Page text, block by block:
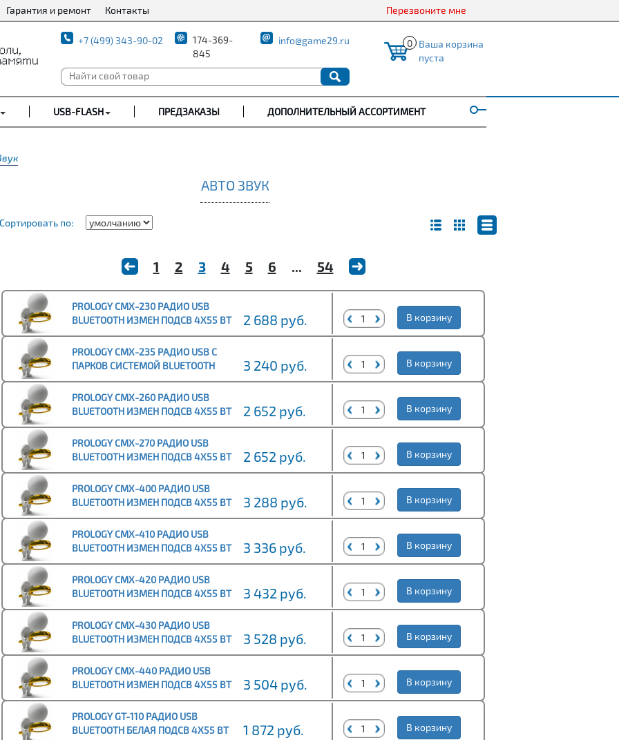
Гарантия и ремонт Контакты Перезвоните мне
+7 (499) 343-90-02
174-369-
845
info@game29.ru 0 Ваша корзина
пуста
USB-FLASH ПРЕДЗАКАЗЫ ДОПОЛНИТЕЛЬНЫЙ АССОРТИМЕНТ
АВТО ЗВУК
Сортировать по:
1 2 3 4 5 6 ... 54
PROLOGY CMX-230 РАДИО USB
BLUETOOTH ИЗМЕН ПОДСВ 4Х55 ВТ
ДУ 2 ЛИН ВЫХОДА
2 688 руб. В корзину
PROLOGY CMX-235 РАДИО USB С
ПАРКОВ СИСТЕМОЙ BLUETOOTH
ИЗМЕН ПОДСВ 4Х55 ВТ ДУ 2 ЛИН
ВЫХОДА
3 240 руб. В корзину
PROLOGY CMX-260 РАДИО USB
BLUETOOTH ИЗМЕН ПОДСВ 4Х55 ВТ
ДУ 2 ЛИН ВЫХОДА
2 652 руб. В корзину
PROLOGY CMX-270 РАДИО USB
BLUETOOTH ИЗМЕН ПОДСВ 4Х55 ВТ
ДУ 2 ЛИН ВЫХОДА
2 652 руб. В корзину
PROLOGY CMX-400 РАДИО USB
BLUETOOTH ИЗМЕН ПОДСВ 4Х55 ВТ
ДУ 2 ЛИН ВЫХОДА
3 288 руб. В корзину
PROLOGY CMX-410 РАДИО USB
BLUETOOTH ИЗМЕН ПОДСВ 4Х55 ВТ
ДУ 2 ЛИН ВЫХОДА
3 336 руб. В корзину
PROLOGY CMX-420 РАДИО USB
BLUETOOTH ИЗМЕН ПОДСВ 4Х55 ВТ
ДУ 2 ЛИН ВЫХОДА
3 432 руб. В корзину
PROLOGY CMX-430 РАДИО USB
BLUETOOTH ИЗМЕН ПОДСВ 4Х55 ВТ
ДУ 2 ЛИН ВЫХОДА
3 528 руб. В корзину
PROLOGY CMX-440 РАДИО USB
BLUETOOTH ИЗМЕН ПОДСВ 4Х55 ВТ
ДУ 2 ЛИН ВЫХОДА
3 504 руб. В корзину
PROLOGY GT-110 РАДИО USB
BLUETOOTH БЕЛАЯ ПОДСВ 4Х55 ВТ
1 872 руб. В корзину